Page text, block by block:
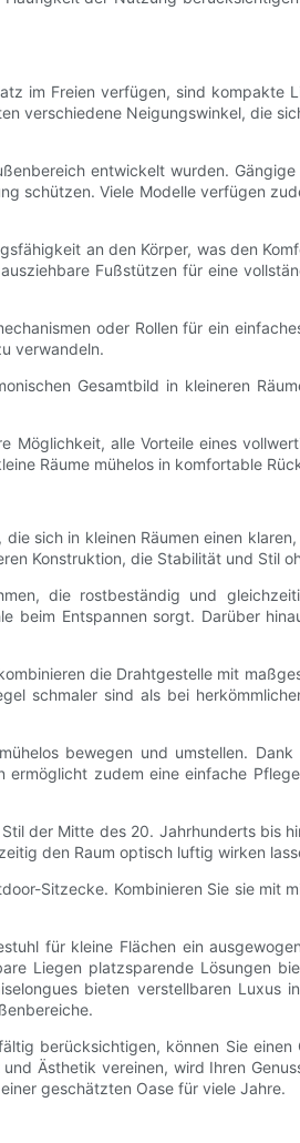
im Freien verfügen, sind
verschiedene Neigungswinkel, die
entwickelt wurden.
schützen. Viele Modelle verfügen
an den Körper, was den
Fußstützen für eine
oder Rollen für ein
verwandeln.
Gesamtbild in kleineren
alle Vorteile eines
Räume mühelos in komfortable
sich in kleinen Räumen einen
Konstruktion, die Stabilität und Stil
die rostbeständig und
beim Entspannen sorgt. Darüber
die Drahtgestelle mit
schmaler sind als bei
bewegen und umstellen.
zudem eine einfache
der Mitte des 20. Jahrhunderts bis
den Raum optisch luftig wirken
Sitzecke. Kombinieren Sie sie mit
für kleine Flächen ein
Liegen platzsparende Lösungen
bieten verstellbaren Luxus
berücksichtigen, können Sie
Ästhetik vereinen, wird Ihren
geschätzten Oase für viele Jahre.